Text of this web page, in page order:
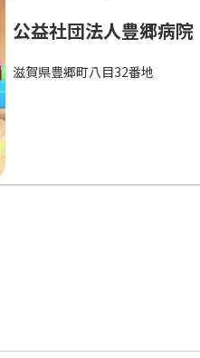
公益社団法人豊郷病院
滋賀県豊郷町八目32番地